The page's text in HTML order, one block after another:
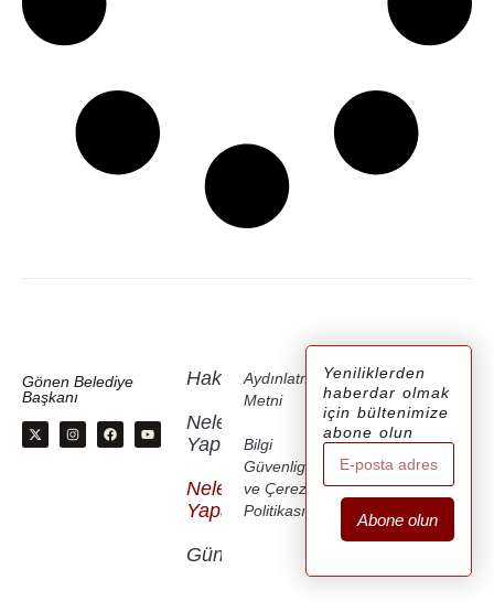
Gönen Belediye
Başkanı
Hakkımda
Neler
Yaptık
Neler
Yapacağız
Gündem
Aydınlatma
Metni
Bilgi
Güvenligi
ve Çerez
Politikası
Yeniliklerden
haberdar olmak
için bültenimize
abone olun
Abone olun